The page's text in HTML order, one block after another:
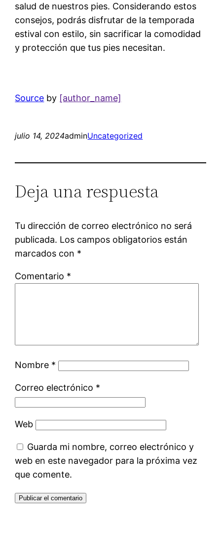
salud de nuestros pies. Considerando estos
consejos, podrás disfrutar de la temporada
estival con estilo, sin sacrificar la comodidad
y protección que tus pies necesitan.
Source by [author_name]
julio 14, 2024adminUncategorized
Deja una respuesta
Tu dirección de correo electrónico no será
publicada. Los campos obligatorios están
marcados con *
Comentario *
Nombre *
Correo electrónico *
Web
Guarda mi nombre, correo electrónico y
web en este navegador para la próxima vez
que comente.